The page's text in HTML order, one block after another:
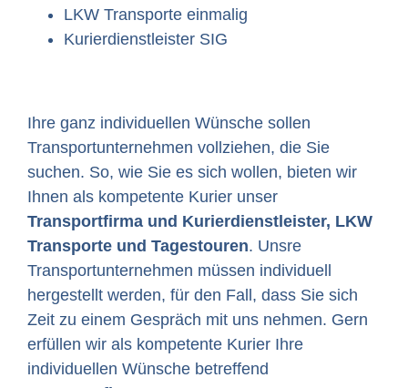
LKW Transporte einmalig
Kurierdienstleister SIG
Ihre ganz individuellen Wünsche sollen
Transportunternehmen vollziehen, die Sie
suchen. So, wie Sie es sich wollen, bieten wir
Ihnen als kompetente Kurier unser
Transportfirma und Kurierdienstleister, LKW
Transporte und Tagestouren. Unsre
Transportunternehmen müssen individuell
hergestellt werden, für den Fall, dass Sie sich
Zeit zu einem Gespräch mit uns nehmen. Gern
erfüllen wir als kompetente Kurier Ihre
individuellen Wünsche betreffend